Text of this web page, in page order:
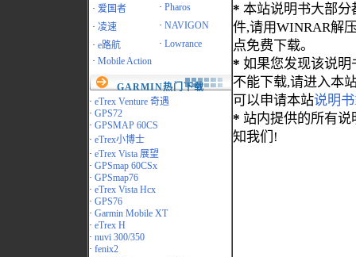
· 爱国者 · Pharos
· 凌速 · NAVIGON
· e路航 · Lowrance
· Mobile Action
GARMIN热门下载
· eTrex Venture 奇遇
· GPS72
· GPSMAP 60CS
· eTrex小博士
· eTrex Vista 展望
· GPSmap 60CSx
· GPSmap76
· eTrex Vista Hcx
· GPS76
· Garmin Mobile XT
· eTrex H
· nuvi 300/350
· fenix2
* 本站说明书大部分
件,请用WINRAR解
点免费下载。
* 如果您发现该说明
不能下载,请进入本
可以申请本站说明
* 站内提供的所有
知我们!